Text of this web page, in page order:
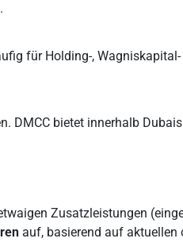
für Holding-,
DMCC bietet innerhalb
Zusatzleistungen
auf, basierend auf aktuellen